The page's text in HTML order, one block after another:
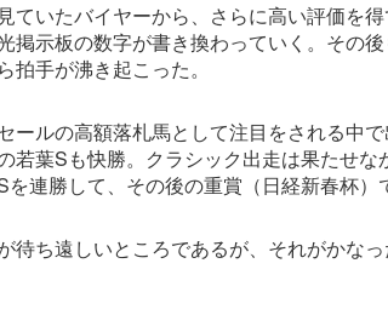
ていたバイヤーから、さらに高い評価を
掲示板の数字が書き換わっていく。その
拍手が沸き起こった。
ールの高額落札馬として注目をされる中
若葉Sも快勝。クラシック出走は果たせ
を連勝して、その後の重賞（日経新春杯）
待ち遠しいところであるが、それがかな